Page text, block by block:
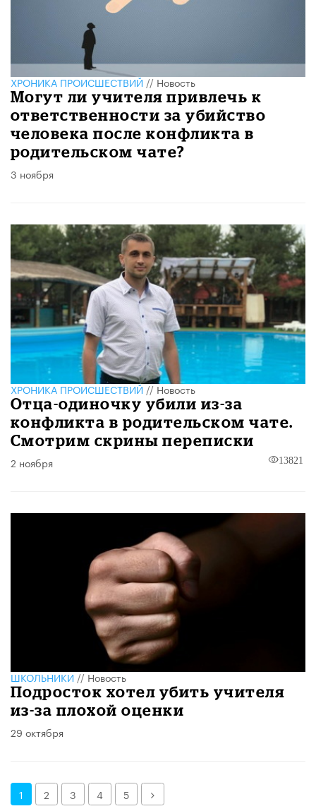
ХРОНИКА ПРОИСШЕСТВИЙ//Новость
Могут ли учителя привлечь к
ответственности за убийство
человека после конфликта в
родительском чате?
3 ноября
ХРОНИКА ПРОИСШЕСТВИЙ//Новость
Отца-одиночку убили из-за
конфликта в родительском чате.
Смотрим скрины переписки
2 ноября 13821
ШКОЛЬНИКИ//Новость
​Подросток хотел убить учителя
из-за плохой оценки
29 октября
1 2 3 4 5 Далее